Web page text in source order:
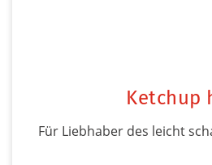
Ketchup
Für Liebhaber des leicht